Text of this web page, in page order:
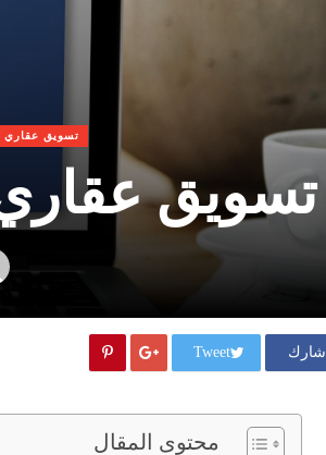
تسويق عقاري
تسويق عقاري
شارك Tweet
محتوى المقال